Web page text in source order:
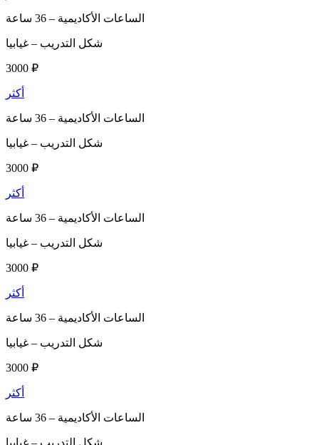
الساعات الأكاديمية –
شكل التدريب – غيابيا
3000 ₽
أكثر
الساعات الأكاديمية –
شكل التدريب – غيابيا
3000 ₽
أكثر
الساعات الأكاديمية –
شكل التدريب – غيابيا
3000 ₽
أكثر
الساعات الأكاديمية –
شكل التدريب – غيابيا
3000 ₽
أكثر
الساعات الأكاديمية –
شكل التدريب – غيابيا